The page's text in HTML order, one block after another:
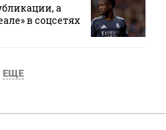
а
в соцсетях
ЕЩЕ